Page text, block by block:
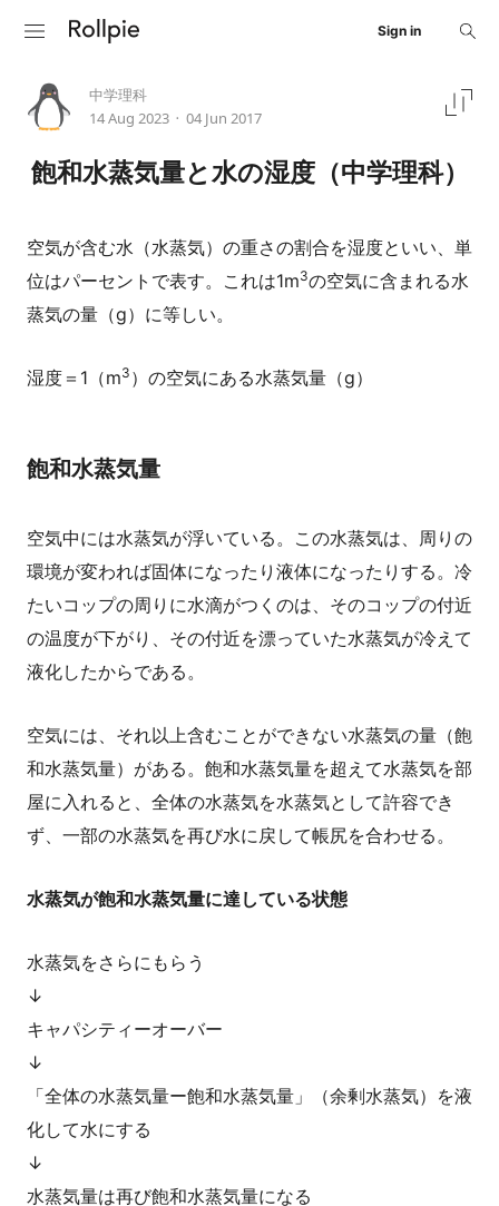
Sign in
中学理科
14 Aug 2023 • 04 Jun 2017
飽和水蒸気量と水の湿度（中学理科）
空気が含む水（水蒸気）の重さの割合を湿度といい、単
位はパーセントで表す。これは1m3の空気に含まれる水
蒸気の量（g）に等しい。
湿度＝1（m3 ）の空気にある水蒸気量（g）
飽和水蒸気量
空気中には水蒸気が浮いている。この水蒸気は、周りの
環境が変われば固体になったり液体になったりする。冷
たいコップの周りに水滴がつくのは、そのコップの付近
の温度が下がり、その付近を漂っていた水蒸気が冷えて
液化したからである。
空気には、それ以上含むことができない水蒸気の量（飽
和水蒸気量）がある。飽和水蒸気量を超えて水蒸気を部
屋に入れると、全体の水蒸気を水蒸気として許容でき
ず、一部の水蒸気を再び水に戻して帳尻を合わせる。
水蒸気が飽和水蒸気量に達している状態
水蒸気をさらにもらう
↓
キャパシティーオーバー
↓
「全体の水蒸気量ー飽和水蒸気量」（余剰水蒸気）を液
化して水にする
↓
水蒸気量は再び飽和水蒸気量になる